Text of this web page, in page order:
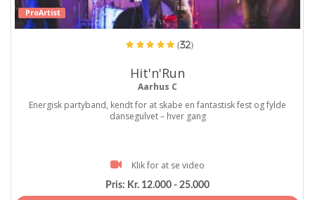
ProArtist
(32)
Hit'n'Run
Aarhus C
Energisk partyband, kendt for at skabe en fantastisk fest og fylde
dansegulvet – hver gang
Klik for at se video
Pris: Kr. 12.000 - 25.000